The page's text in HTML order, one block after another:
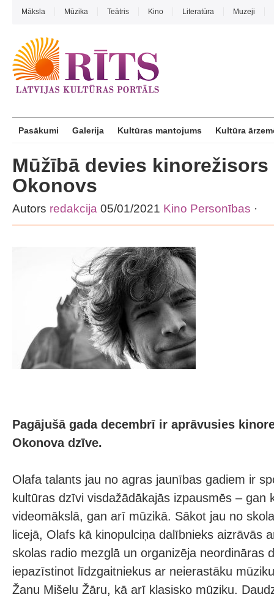
Māksla Mūzika Teātris Kino Literatūra Muzeji
Pasākumi Galerija Kultūras mantojums Kultūra
Mūžībā devies kinorežisors
Okonovs
Autors redakcija 05/01/2021 Kino Personības ·
Pagājušā gada decembrī ir aprāvusies
Okonova dzīve.
Olafa talants jau no agras jaunības gadiem ir
kultūras dzīvi visdažādākajās izpausmēs – gan
videomākslā, gan arī mūzikā. Sākot jau no
licejā, Olafs kā kinopulciņa dalībnieks aizrāvās
skolas radio mezglā un organizēja neordināras
iepazīstinot līdzgaitniekus ar neierastāku
Žanu Mišelu Žāru, kā arī klasisko mūziku.